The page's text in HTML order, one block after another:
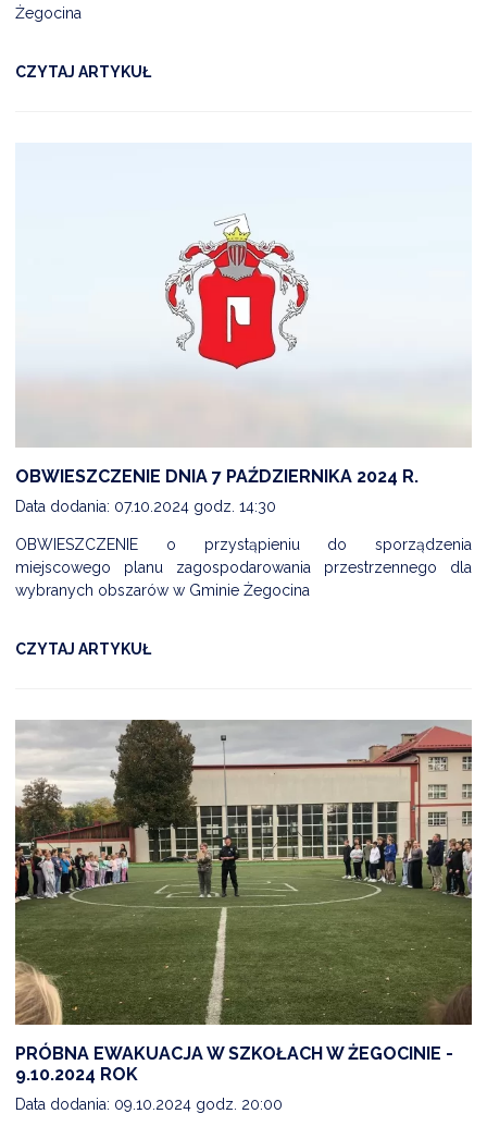
Żegocina
CZYTAJ ARTYKUŁ
OBWIESZCZENIE DNIA 7 PAŹDZIERNIKA 2024 R.
Data dodania: 07.10.2024 godz. 14:30
OBWIESZCZENIE o przystąpieniu do sporządzenia
miejscowego planu zagospodarowania przestrzennego dla
wybranych obszarów w Gminie Żegocina
CZYTAJ ARTYKUŁ
PRÓBNA EWAKUACJA W SZKOŁACH W ŻEGOCINIE -
9.10.2024 ROK
Data dodania: 09.10.2024 godz. 20:00